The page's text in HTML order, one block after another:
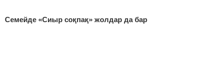
Семейде «Сиыр соқпақ» жолдар да бар